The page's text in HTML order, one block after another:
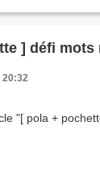
] défi mots
20:32